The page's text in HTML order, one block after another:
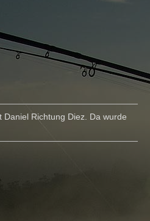
Richtung Diez. Da wurde